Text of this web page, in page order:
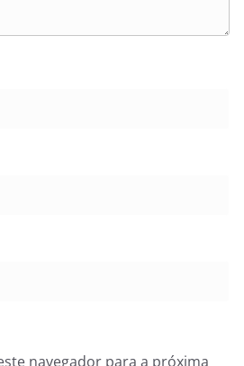
navegador para a próxima